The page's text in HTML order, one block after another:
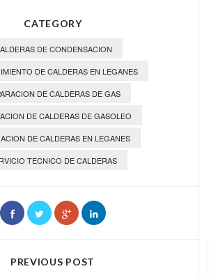
CATEGORY
DE CONDENSACION
DE CALDERAS EN LEGANES
DE CALDERAS DE GAS
DE CALDERAS DE GASOLEO
DE CALDERAS EN LEGANES
TECNICO DE CALDERAS
PREVIOUS POST